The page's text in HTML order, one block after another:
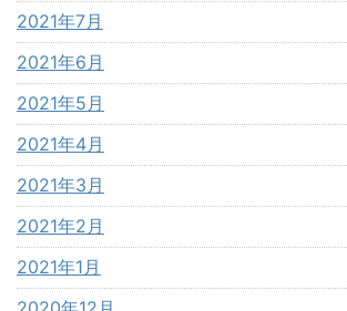
2021年7月
2021年6月
2021年5月
2021年4月
2021年3月
2021年2月
2021年1月